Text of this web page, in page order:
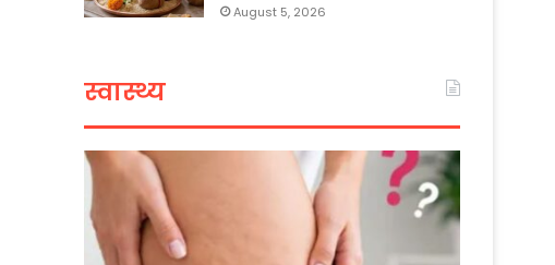
August 5, 2026
स्वास्थ्य